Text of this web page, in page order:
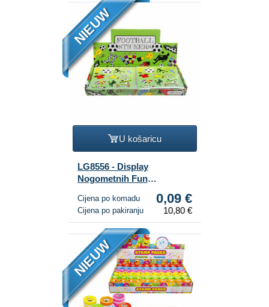
NIEUW
U košaricu
LG8556 - Display
Nogometnih Fun
Cijena po komadu 0,09 €
Cijena po pakiranju 10,80 €
NIEUW